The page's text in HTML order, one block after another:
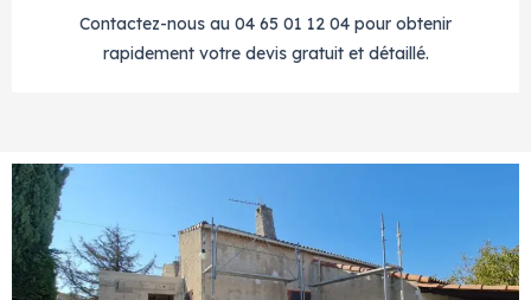
Contactez-nous au 04 65 01 12 04 pour obtenir
rapidement votre devis gratuit et détaillé.